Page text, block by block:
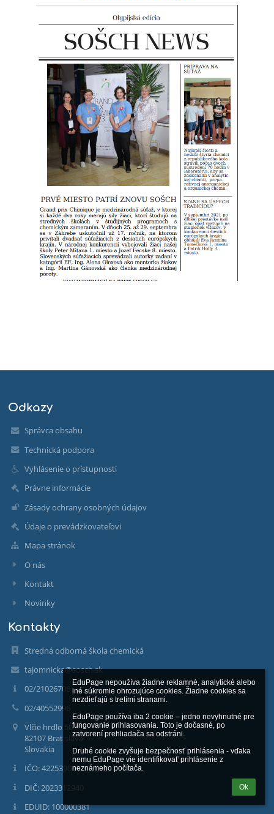
EduPage nepoužíva žiadne reklamné, analytické alebo
iné súkromie ohrozujúce cookies. Žiadne cookies sa
nezdieľajú s tretími stranami.
EduPage používa iba 2 cookie – jedno nevyhnutné pre
fungovanie prihlasovania. Toto je dočasné, po
zatvorení prehliadača sa odstráni.
Druhé cookie zvyšuje bezpečnosť prihlásenia - vďaka
nemu EduPage vie identifikovať prihlásenie z
neznámeho počítača.
Ok
Odkazy
Správca obsahu
Technická podpora
Vyhlásenie o prístupnosti
Právne informácie
Zásady ochrany osobných údajov
Údaje o prevádzkovateľovi
Mapa stránok
O nás
Kontakt
Novinky
Kontakty
Stredná odborná škola chemická
tajomnicka@sosch.sk
02/21026706
02/40552996
Vlčie hrdlo 50
82107 Bratislava
Slovakia
IČO: 42253900
DIČ: 2023312940
EDUID: 100000381